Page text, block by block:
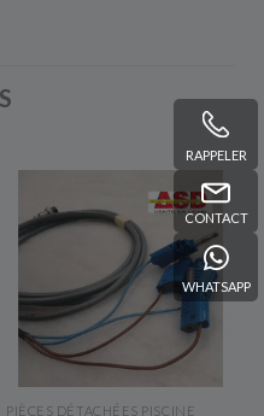
RAPPELER
CONTACT
WHATSAPP
APERÇU RAPIDE
PIÈCES DÉTACHÉES PISCINE